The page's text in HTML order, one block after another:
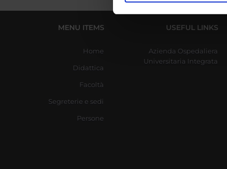
che hanno raccolto dal tuo
MENU ITEMS
Home
Didattica
Facoltà
Segreterie e sedi
Persone
USEFUL LINKS
Azienda Ospedaliera
Universitaria Integrata